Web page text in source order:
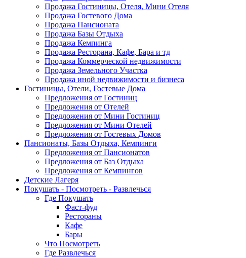
Продажа Гостиницы, Отеля, Мини Отеля
Продажа Гостевого Дома
Продажа Пансионата
Продажа Базы Отдыха
Продажа Кемпинга
Продажа Ресторана, Кафе, Бара и тд
Продажа Коммерческой недвижимости
Продажа Земельного Участка
Продажа иной недвижимости и бизнеса
Гостиницы, Отели, Гостевые Дома
Предложения от Гостиниц
Предложения от Отелей
Предложения от Мини Гостиниц
Предложения от Мини Отелей
Предложения от Гостевых Домов
Пансионаты, Базы Отдыха, Кемпинги
Предложения от Пансионатов
Предложения от Баз Отдыха
Предложения от Кемпингов
Детские Лагеря
Покушать - Посмотреть - Развлечься
Где Покушать
Фаст-фуд
Рестораны
Кафе
Бары
Что Посмотреть
Где Развлечься